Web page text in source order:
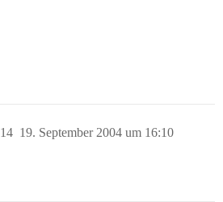
19. September 2004 um 16:10
14